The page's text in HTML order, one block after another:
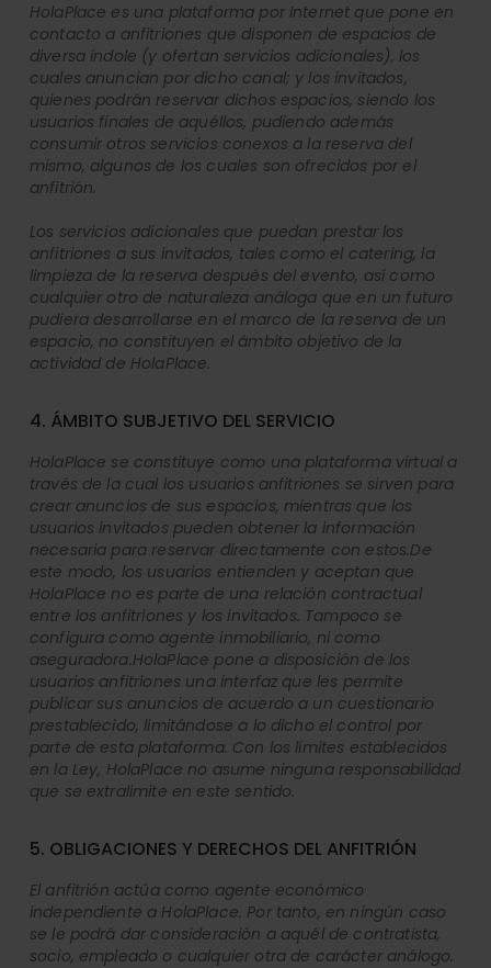
HolaPlace es una plataforma por Internet que pone en
contacto a anfitriones que disponen de espacios de
diversa índole (y ofertan servicios adicionales), los
cuales anuncian por dicho canal; y los invitados,
quienes podrán reservar dichos espacios, siendo los
usuarios finales de aquéllos, pudiendo además
consumir otros servicios conexos a la reserva del
mismo, algunos de los cuales son ofrecidos por el
anfitrión.
Los servicios adicionales que puedan prestar los
anfitriones a sus invitados, tales como el catering, la
limpieza de la reserva después del evento, así como
cualquier otro de naturaleza análoga que en un futuro
pudiera desarrollarse en el marco de la reserva de un
espacio, no constituyen el ámbito objetivo de la
actividad de HolaPlace.
4. ÁMBITO SUBJETIVO DEL SERVICIO
HolaPlace se constituye como una plataforma virtual a
través de la cual los usuarios anfitriones se sirven para
crear anuncios de sus espacios, mientras que los
usuarios invitados pueden obtener la información
necesaria para reservar directamente con estos.De
este modo, los usuarios entienden y aceptan que
HolaPlace no es parte de una relación contractual
entre los anfitriones y los invitados. Tampoco se
configura como agente inmobiliario, ni como
aseguradora.HolaPlace pone a disposición de los
usuarios anfitriones una interfaz que les permite
publicar sus anuncios de acuerdo a un cuestionario
prestablecido, limitándose a lo dicho el control por
parte de esta plataforma. Con los límites establecidos
en la Ley, HolaPlace no asume ninguna responsabilidad
que se extralimite en este sentido.
5. OBLIGACIONES Y DERECHOS DEL ANFITRIÓN
El anfitrión actúa como agente económico
independiente a HolaPlace. Por tanto, en ningún caso
se le podrá dar consideración a aquél de contratista,
socio, empleado o cualquier otra de carácter análogo.